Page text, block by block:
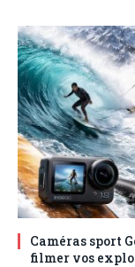
Caméras sport
filmer vos